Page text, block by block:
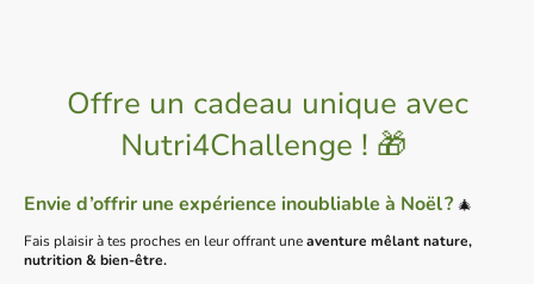
Offre un cadeau unique avec
Nutri4Challenge ! 🎁
Envie d’offrir une expérience inoubliable à Noël ? 🎄
Fais plaisir à tes proches en leur offrant uneaventure mêlant nature,
nutrition & bien-être.